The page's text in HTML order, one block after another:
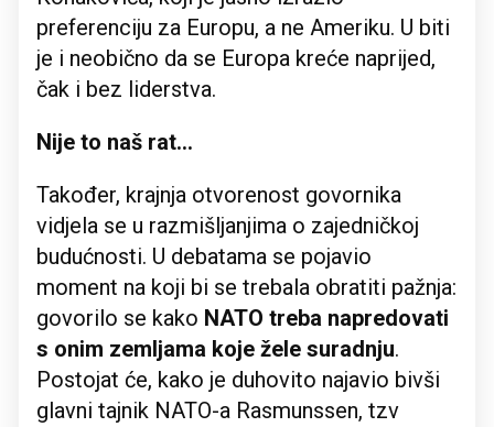
preferenciju za Europu, a ne Ameriku. U biti
je i neobično da se Europa kreće naprijed,
čak i bez liderstva.
Nije to naš rat…
Također, krajnja otvorenost govornika
vidjela se u razmišljanjima o zajedničkoj
budućnosti. U debatama se pojavio
moment na koji bi se trebala obratiti pažnja:
govorilo se kako NATO treba napredovati
s onim zemljama koje žele suradnju.
Postojat će, kako je duhovito najavio bivši
glavni tajnik NATO-a Rasmunssen, tzv